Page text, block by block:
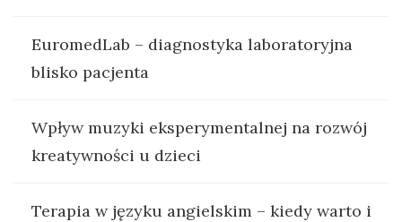
EuromedLab – diagnostyka laboratoryjna
blisko pacjenta
Wpływ muzyki eksperymentalnej na rozwój
kreatywności u dzieci
Terapia w języku angielskim – kiedy warto i